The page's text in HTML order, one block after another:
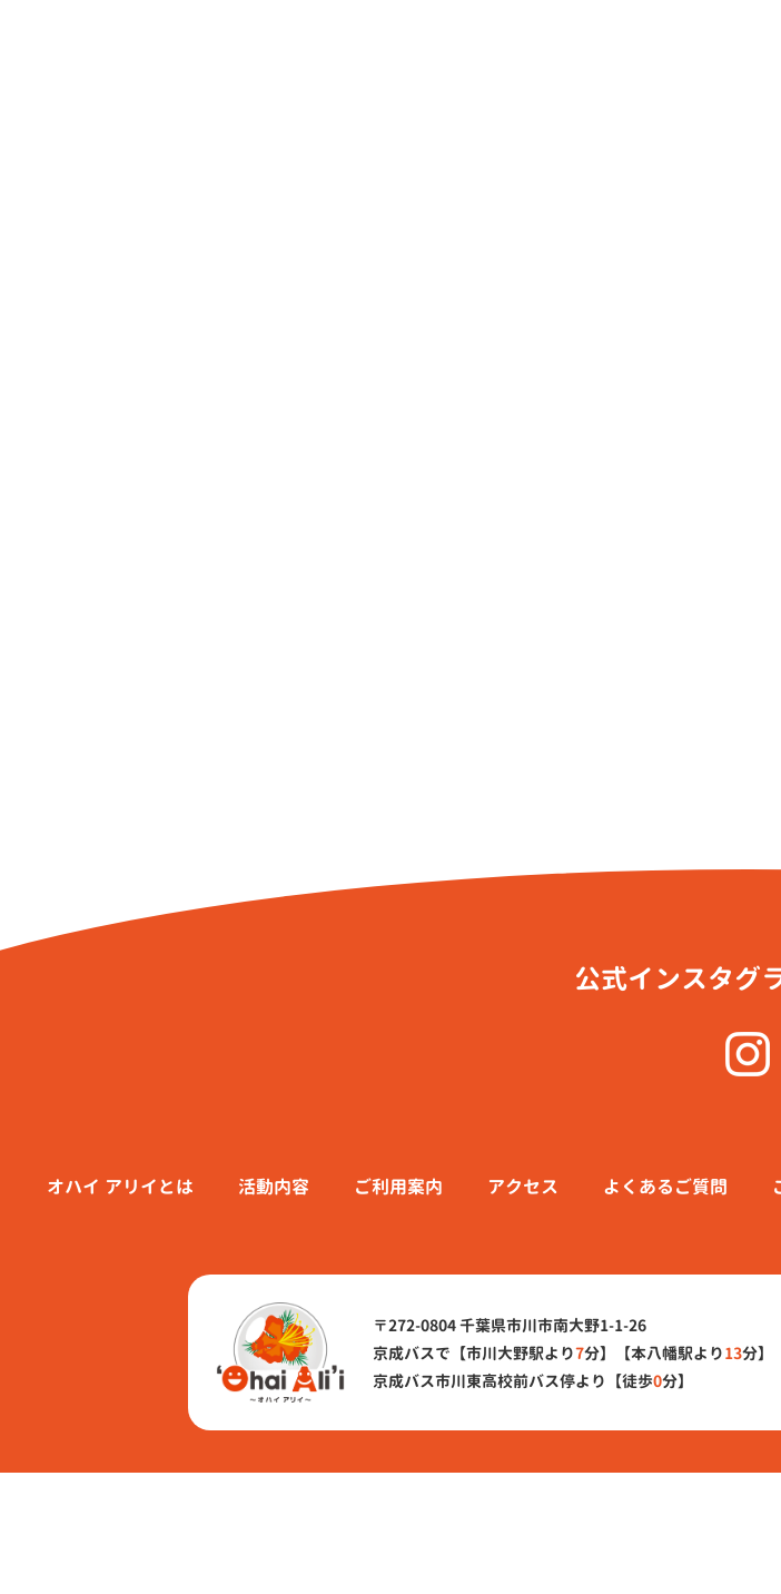
公式インスタグ
オハイ アリイとは 活動内容 ご利⽤案内 アクセス よくあるご質問
〒272-0804 千葉県市川市南大野1-1-26
京成バスで 【市川大野駅より7分】 【本八幡駅より13分】
京成バス市川東高校前バス停より【徒歩0分】